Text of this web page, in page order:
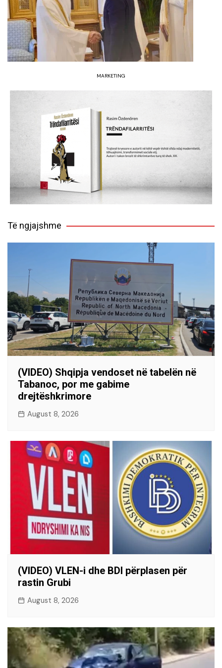
MARKETING
Të ngjajshme
(VIDEO) Shqipja vendoset në tabelën në
Tabanoc, por me gabime
drejtëshkrimore
August 8, 2026
(VIDEO) VLEN-i dhe BDI përplasen për
rastin Grubi
August 8, 2026